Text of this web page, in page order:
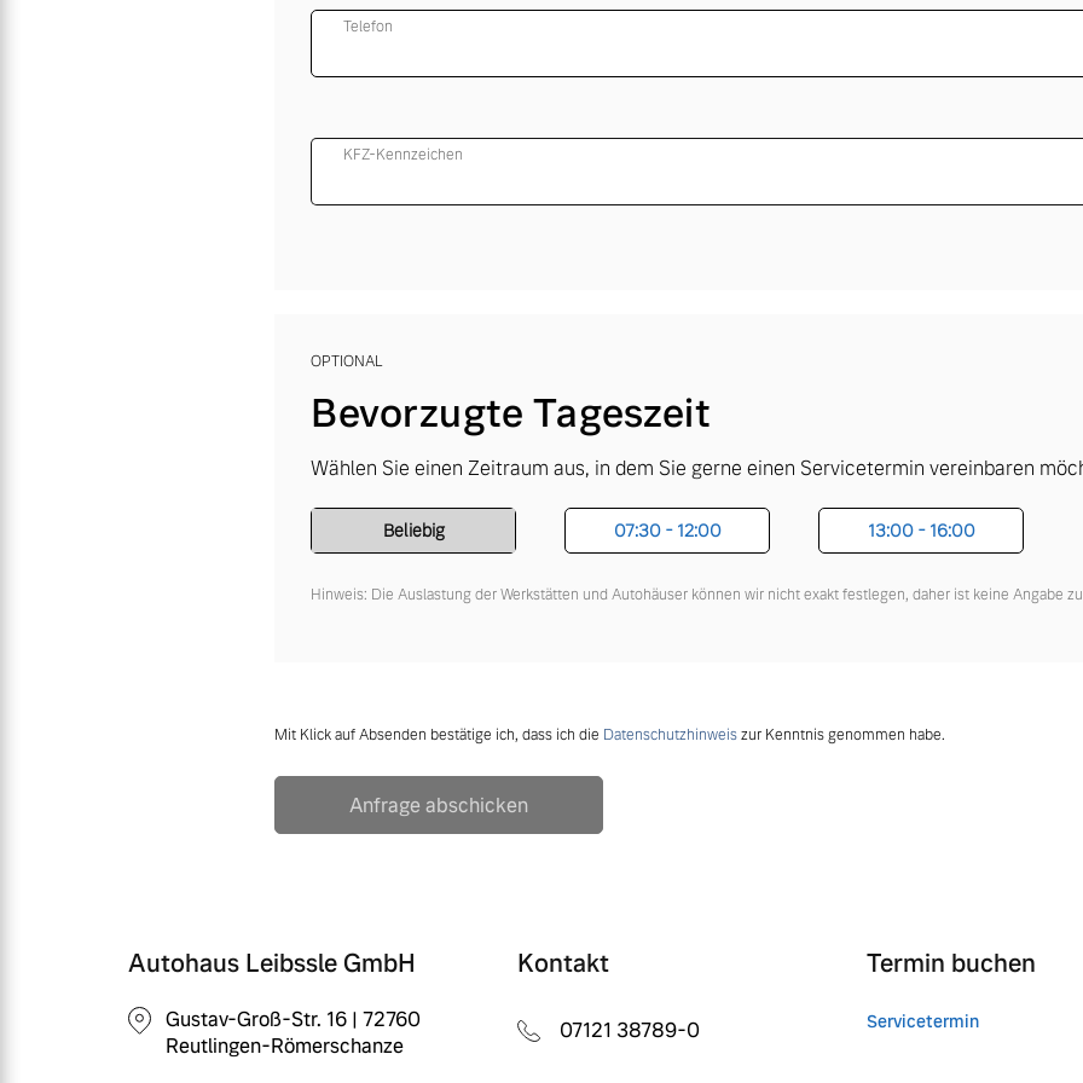
Telefon
KFZ-Kennzeichen
OPTIONAL
Bevorzugte Tageszeit
Wählen Sie einen Zeitraum aus, in dem Sie gerne einen Servicetermin vereinbaren
Beliebig 07:30 - 12:00 13:00 - 16:00
Hinweis: Die Auslastung der Werkstätten und Autohäuser können wir nicht exakt festlegen, daher ist keine Angabe
Mit Klick auf Absenden bestätige ich, dass ich die Datenschutzhinweiszur Kenntnis genommen habe.
Anfrage abschicken
Autohaus Leibssle GmbH
Gustav-Groß-Str. 16 | 72760
Reutlingen-Römerschanze
Kontakt
07121 38789-0
Termin buchen
Servicetermin